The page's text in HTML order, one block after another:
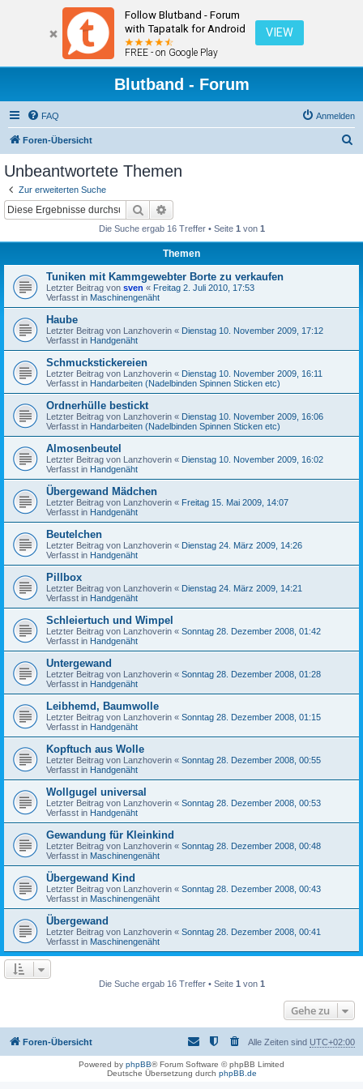
Follow Blutband - Forum
with Tapatalk for Android
FREE - on Google Play
VIEW
Blutband - Forum
FAQ Anmelden
Foren-Übersicht
Unbeantwortete Themen
Zur erweiterten Suche
Suche
Die Suche ergab 16 Treffer • Seite 1 von 1
Themen
Tuniken mit Kammgewebter Borte zu verkaufen
Letzter Beitrag von sven « Freitag 2. Juli 2010, 17:53
Verfasst in Maschinengenäht
Haube
Letzter Beitrag von Lanzhoverin « Dienstag 10. November 2009, 17:12
Verfasst in Handgenäht
Schmuckstickereien
Letzter Beitrag von Lanzhoverin « Dienstag 10. November 2009, 16:11
Verfasst in Handarbeiten (Nadelbinden Spinnen Sticken etc)
Ordnerhülle bestickt
Letzter Beitrag von Lanzhoverin « Dienstag 10. November 2009, 16:06
Verfasst in Handarbeiten (Nadelbinden Spinnen Sticken etc)
Almosenbeutel
Letzter Beitrag von Lanzhoverin « Dienstag 10. November 2009, 16:02
Verfasst in Handgenäht
Übergewand Mädchen
Letzter Beitrag von Lanzhoverin « Freitag 15. Mai 2009, 14:07
Verfasst in Handgenäht
Beutelchen
Letzter Beitrag von Lanzhoverin « Dienstag 24. März 2009, 14:26
Verfasst in Handgenäht
Pillbox
Letzter Beitrag von Lanzhoverin « Dienstag 24. März 2009, 14:21
Verfasst in Handgenäht
Schleiertuch und Wimpel
Letzter Beitrag von Lanzhoverin « Sonntag 28. Dezember 2008, 01:42
Verfasst in Handgenäht
Untergewand
Letzter Beitrag von Lanzhoverin « Sonntag 28. Dezember 2008, 01:28
Verfasst in Handgenäht
Leibhemd, Baumwolle
Letzter Beitrag von Lanzhoverin « Sonntag 28. Dezember 2008, 01:15
Verfasst in Handgenäht
Kopftuch aus Wolle
Letzter Beitrag von Lanzhoverin « Sonntag 28. Dezember 2008, 00:55
Verfasst in Handgenäht
Wollgugel universal
Letzter Beitrag von Lanzhoverin « Sonntag 28. Dezember 2008, 00:53
Verfasst in Handgenäht
Gewandung für Kleinkind
Letzter Beitrag von Lanzhoverin « Sonntag 28. Dezember 2008, 00:48
Verfasst in Maschinengenäht
Übergewand Kind
Letzter Beitrag von Lanzhoverin « Sonntag 28. Dezember 2008, 00:43
Verfasst in Maschinengenäht
Übergewand
Letzter Beitrag von Lanzhoverin « Sonntag 28. Dezember 2008, 00:41
Verfasst in Maschinengenäht
Die Suche ergab 16 Treffer • Seite 1 von 1
Gehe zu
Foren-Übersicht Alle Zeiten sind UTC+02:00
Powered by phpBB® Forum Software © phpBB Limited
Deutsche Übersetzung durch phpBB.de